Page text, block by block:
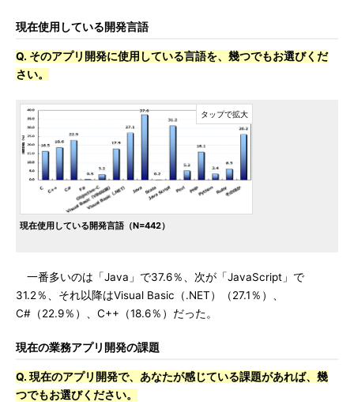
現在使用している開発言語
Q. そのアプリ開発に使用している言語を、幾つでもお選びくだ
さい。
現在使用している開発言語（N=442）
一番多いのは「Java」で37.6％、次が「JavaScript」で
31.2％、それ以降はVisual Basic（.NET）（27.1％）、
C#（22.9％）、C++（18.6％）だった。
現在の業務アプリ開発の課題
Q. 現在のアプリ開発で、あなたが感じている課題があれば、幾
つでもお選びください。